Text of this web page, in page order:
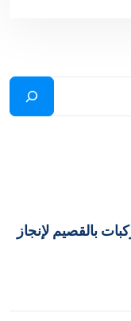
بالقصيم لإنجاز